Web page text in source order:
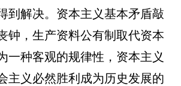
到解决。资本主义基本矛盾敲
钟，生产资料公有制取代资本
一种客观的规律性，资本主义
主义必然胜利成为历史发展的